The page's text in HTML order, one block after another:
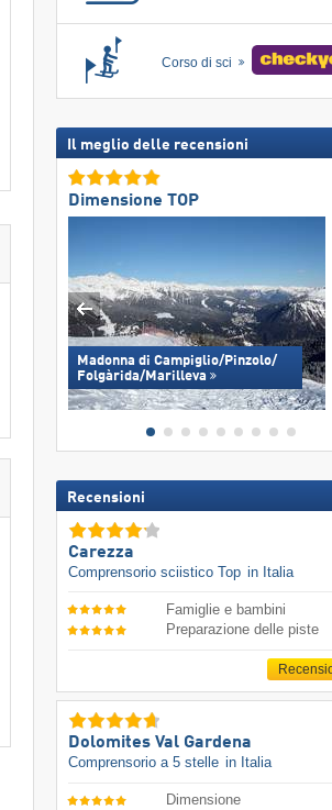
Corso di sci
Il meglio delle recensioni
Dimensione TOP
Madonna di Campiglio/​Pinzolo/​
Folgàrida/​Marilleva
Recensioni
Carezza
Comprensorio sciistico Top in Italia
Famiglie e bambini
Preparazione delle piste
Dolomites Val Gardena
Comprensorio a 5 stelle in Italia
Dimensione